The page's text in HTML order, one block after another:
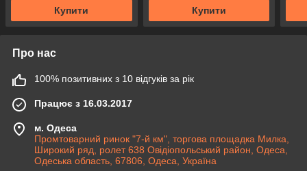
Купити Купити
Про нас
100% позитивних з 10 відгуків за рік
Працює з 16.03.2017
м. Одеса
Промтоварний ринок "7-й км", торгова площадка Милка,
Широкий ряд, ролет 638 Овідіопольський район, Одеса,
Одеська область, 67806, Одеса, Україна